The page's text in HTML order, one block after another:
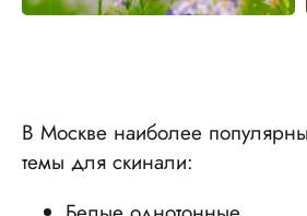
В Москве наиболее
темы для скинали: